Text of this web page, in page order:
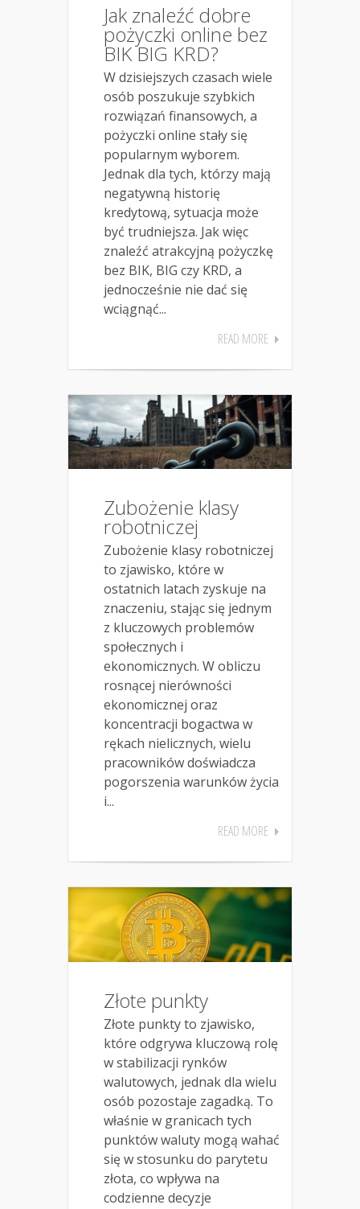
Jak znaleźć dobre
pożyczki online bez
BIK BIG KRD?
W dzisiejszych czasach wiele
osób poszukuje szybkich
rozwiązań finansowych, a
pożyczki online stały się
popularnym wyborem.
Jednak dla tych, którzy mają
negatywną historię
kredytową, sytuacja może
być trudniejsza. Jak więc
znaleźć atrakcyjną pożyczkę
bez BIK, BIG czy KRD, a
jednocześnie nie dać się
wciągnąć...
READ MORE
Zubożenie klasy
robotniczej
Zubożenie klasy robotniczej
to zjawisko, które w
ostatnich latach zyskuje na
znaczeniu, stając się jednym
z kluczowych problemów
społecznych i
ekonomicznych. W obliczu
rosnącej nierówności
ekonomicznej oraz
koncentracji bogactwa w
rękach nielicznych, wielu
pracowników doświadcza
pogorszenia warunków życia
i...
READ MORE
Złote punkty
Złote punkty to zjawisko,
które odgrywa kluczową rolę
w stabilizacji rynków
walutowych, jednak dla wielu
osób pozostaje zagadką. To
właśnie w granicach tych
punktów waluty mogą wahać
się w stosunku do parytetu
złota, co wpływa na
codzienne decyzje